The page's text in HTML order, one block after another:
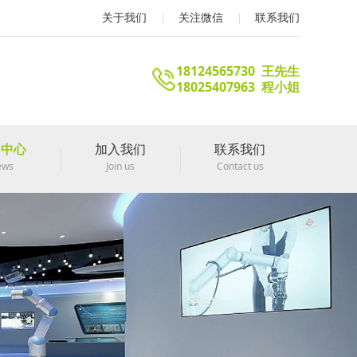
关于我们 关注微信 联系我们
18124565730 王先生
18025407963 程小姐
心 加入我们
Join us
联系我们
Contact us